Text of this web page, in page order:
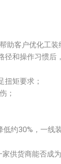
助客户优化工装
和操作习惯后
扭矩要求；
；
约30%，一线装
家供货商能否成为